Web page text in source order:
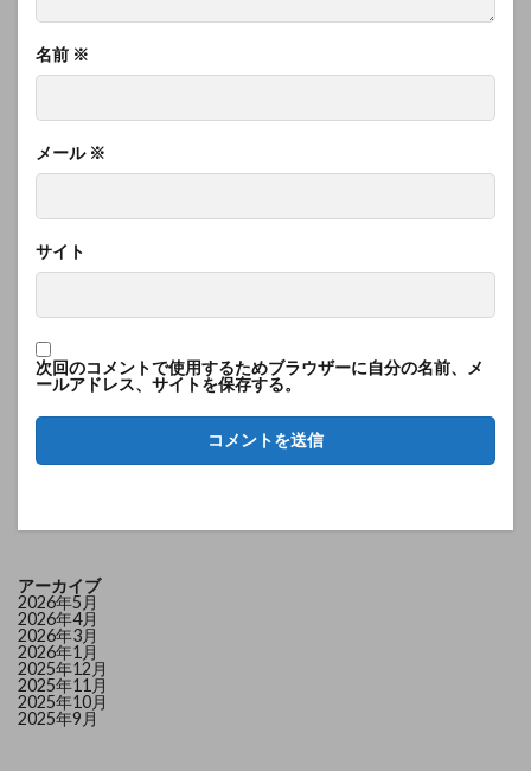
名前 ※
メール ※
サイト
次回のコメントで使用するためブラウザーに自分の名前、メ
ールアドレス、サイトを保存する。
アーカイブ
2026年5月
2026年4月
2026年3月
2026年1月
2025年12月
2025年11月
2025年10月
2025年9月